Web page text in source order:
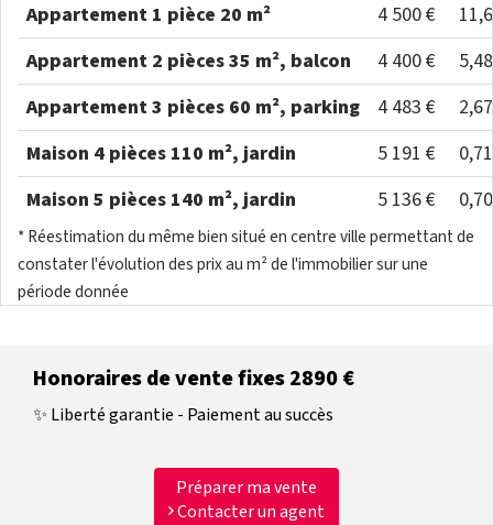
Appartement 1 pièce 20 m²
4 500 €
Appartement 2 pièces 35 m², balcon
4 400 €
Appartement 3 pièces 60 m², parking
4 483 €
Maison 4 pièces 110 m², jardin
5 191 €
Maison 5 pièces 140 m², jardin
5 136 €
* Réestimation du même bien situé en centre ville permettant de
constater l'évolution des prix au m² de l'immobilier sur une
période donnée
Honoraires de vente fixes 2890 €
✨ Liberté garantie - Paiement au succès
Préparer ma vente
Contacter un agent